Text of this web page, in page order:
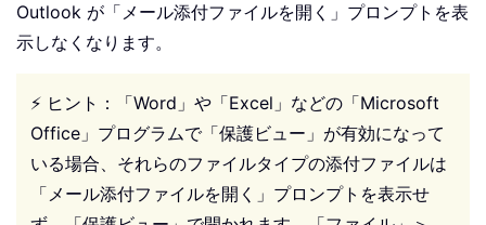
Outlook が「メール添付ファイルを開く」プロンプトを表
示しなくなります。
⚡ ヒント：「Word」や「Excel」などの「Microsoft
Office」プログラムで「保護ビュー」が有効になって
いる場合、それらのファイルタイプの添付ファイルは
「メール添付ファイルを開く」プロンプトを表示せ